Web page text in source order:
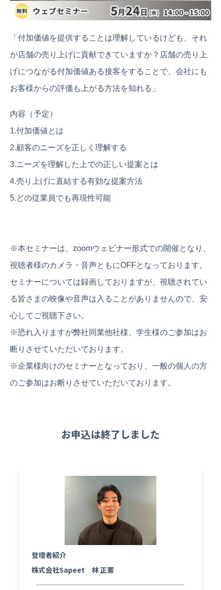
「付加価値を提供することは理解しているけども、それ
が店舗の売り上げに貢献できていますか？店舗の売り上
げにつながる付加価値ある接客をすることで、会社にも
お客様からの評価も上がる方法を知れる」
内容（予定）
1.付加価値とは
2.顧客のニーズを正しく理解する
3.ニーズを理解した上での正しい提案とは
4.売り上げに直結する有効な提案方法
5.どの従業員でも再現性可能
※本セミナーは、zoomウェビナー形式での開催となり、
視聴者様のカメラ・音声ともにOFFとなっております。
セミナーについては録画しておりますが、視聴されてい
る皆さまの映像や音声は入ることがありませんので、安
心してご視聴下さい。
※恐れ入りますが弊社同業他社様、学生様のご参加はお
断りさせていただいております。
※企業様向けのセミナーとなっており、一般の個人の方
のご参加はお断りさせていただいております。
お申込は終了しました
登壇者紹介
株式会社Sapeet 林 正憲